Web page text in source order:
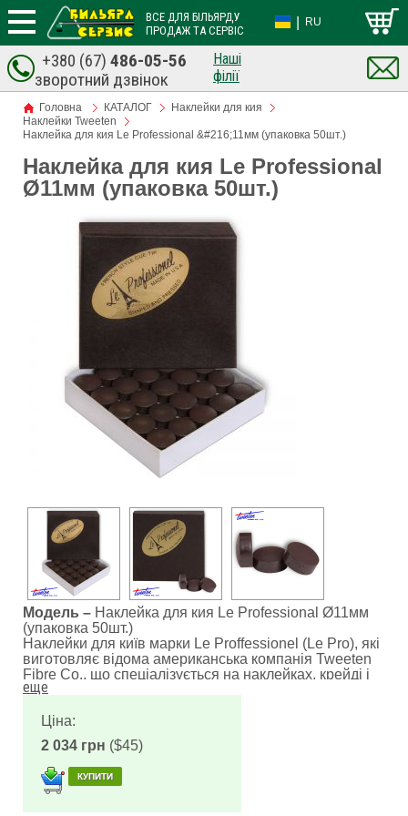
ВСЕ ДЛЯ БІЛЬЯРДУ
ПРОДАЖ ТА СЕРВІС
RU
+380 (67) 486-05-56
зворотний дзвінок
Наші
філії
Головна КАТАЛОГ
Наклейки для кия
Наклейки Tweeten
Наклейка для кия Le Professional &#216;11мм (упаковка 50шт.)
Наклейка для кия Le Professional
Ø11мм (упаковка 50шт.)
Модель – Наклейка для кия Le Professional Ø11мм
(упаковка 50шт.)
Наклейки для київ марки Le Proffessionel (Le Pro), які
виготовляє відома американська компанія Tweeten
Fibre Co., що спеціалізується на наклейках, крейді і
інших аксесуарах для більярду, є одними з найбільш
можна зустріти і на нових киї, і на випробуваних в
більярдних баталіях, що свідчить про обопільній
довірі до цієї марки майстрів-кьюмейкеров і
досвідчених гравців.
Французька назва бренду було вибрано зовсім не
випадково. Це і своєрідна данина пам'яті
Ціна:
2 034 грн ($45)